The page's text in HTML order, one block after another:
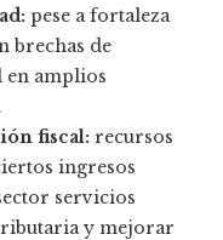
pese a fortaleza
brechas de
amplios
fiscal: recursos
ingresos
servicios
y mejorar